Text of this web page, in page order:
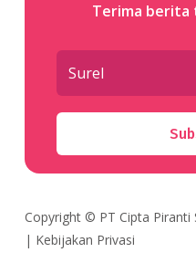
Terima berita
Copyright © PT Cipta Piranti
| Kebijakan Privasi